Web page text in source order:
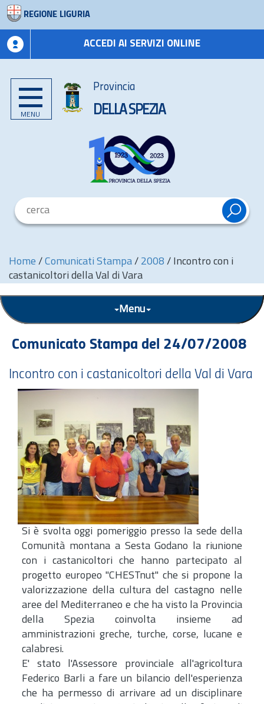
REGIONE LIGURIA
ACCEDI AI SERVIZI ONLINE
MENU
Provincia
DELLA SPEZIA
Home / Comunicati Stampa / 2008 / Incontro con i
castanicoltori della Val di Vara
Menu
Comunicato Stampa del 24/07/2008
Incontro con i castanicoltori della Val di Vara
Si è svolta oggi pomeriggio presso la sede della
Comunità montana a Sesta Godano la riunione
con i castanicoltori che hanno partecipato al
progetto europeo "CHESTnut" che si propone la
valorizzazione della cultura del castagno nelle
aree del Mediterraneo e che ha visto la Provincia
della Spezia coinvolta insieme ad
amministrazioni greche, turche, corse, lucane e
calabresi.
E' stato l'Assessore provinciale all'agricoltura
Federico Barli a fare un bilancio dell'esperienza
che ha permesso di arrivare ad un disciplinare